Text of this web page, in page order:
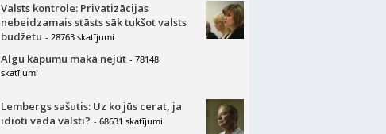
Valsts kontrole: Privatizācijas
nebeidzamais stāsts sāk tukšot valsts
budžetu - 28763 skatījumi
Algu kāpumu makā nejūt - 78148
skatījumi
Lembergs sašutis: Uz ko jūs cerat, ja
idioti vada valsti? - 68631 skatījumi